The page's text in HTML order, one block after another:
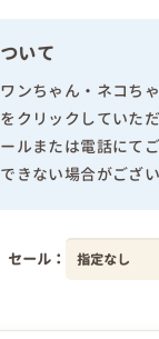
いて
ンちゃん・ネコち
クリックしていただ
ルまたは電話にて
きない場合がござい
セール：